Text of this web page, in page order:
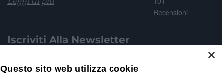
Iscriviti Alla Newsletter
Email*
Recensioni
×
Questo sito web utilizza cookie